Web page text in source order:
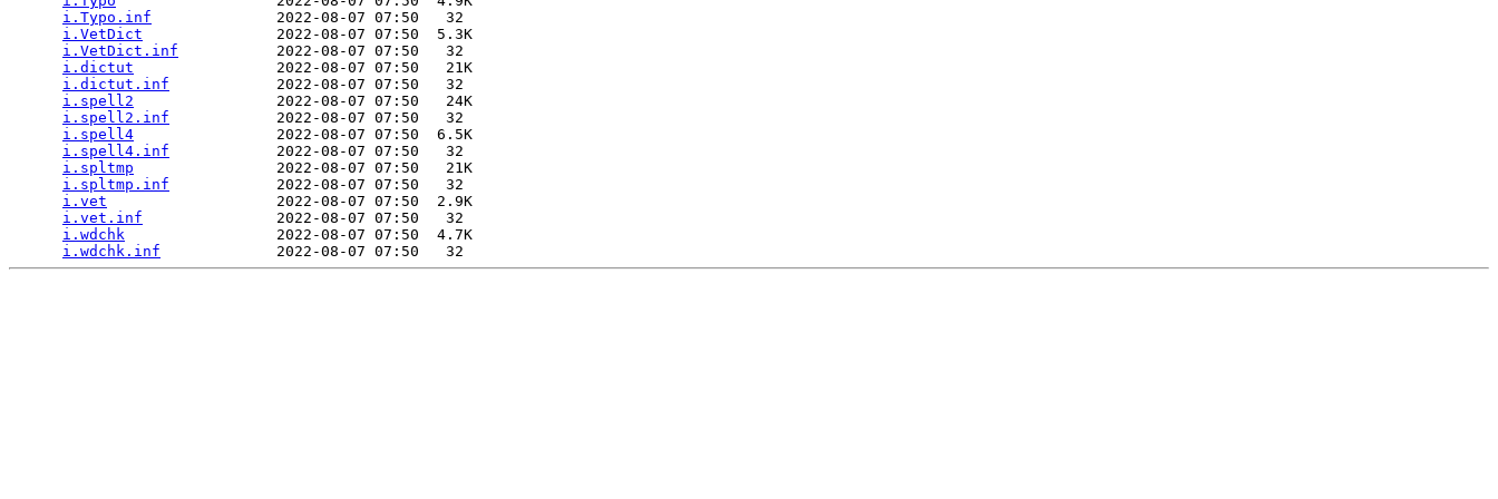
i.Typo.inf
              2022-08-07 07:50   32
i.VetDict
               2022-08-07 07:50  5.3K
i.VetDict.inf
           2022-08-07 07:50   32
i.dictut
                2022-08-07 07:50   21K
i.dictut.inf
            2022-08-07 07:50   32
i.spell2
                2022-08-07 07:50   24K
i.spell2.inf
            2022-08-07 07:50   32
i.spell4
                2022-08-07 07:50  6.5K
i.spell4.inf
            2022-08-07 07:50   32
i.spltmp
                2022-08-07 07:50   21K
i.spltmp.inf
            2022-08-07 07:50   32
i.vet
                   2022-08-07 07:50  2.9K
i.vet.inf
               2022-08-07 07:50   32
i.wdchk
                 2022-08-07 07:50  4.7K
i.wdchk.inf